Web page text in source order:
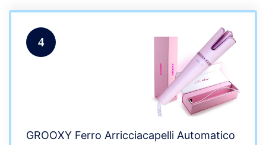
4
GROOXY Ferro Arricciacapelli Automatico